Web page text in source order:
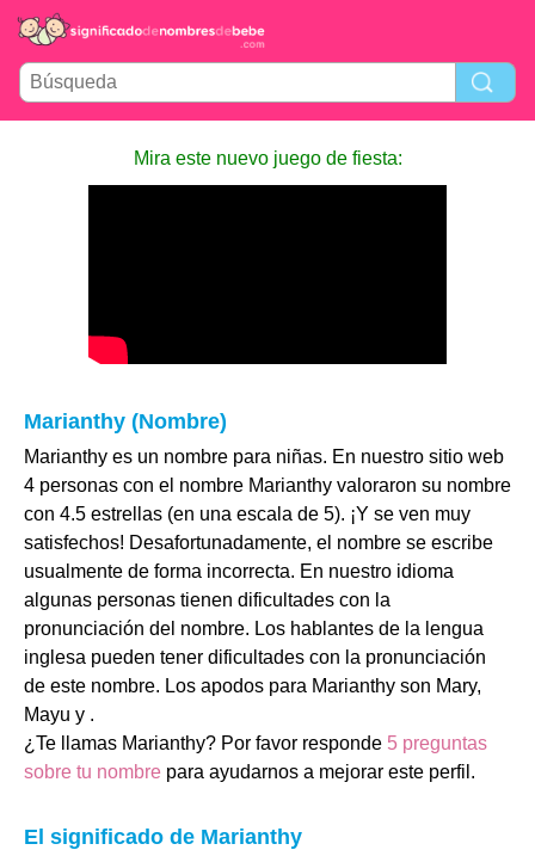
Mira este nuevo juego de fiesta:
Marianthy (Nombre)
Marianthy es un nombre para niñas. En nuestro sitio web
4 personas con el nombre Marianthy valoraron su nombre
con 4.5 estrellas (en una escala de 5). ¡Y se ven muy
satisfechos! Desafortunadamente, el nombre se escribe
usualmente de forma incorrecta. En nuestro idioma
algunas personas tienen dificultades con la
pronunciación del nombre. Los hablantes de la lengua
inglesa pueden tener dificultades con la pronunciación
de este nombre. Los apodos para Marianthy son Mary,
Mayu y .
¿Te llamas Marianthy? Por favor responde 5 preguntas
sobre tu nombre para ayudarnos a mejorar este perfil.
El significado de Marianthy